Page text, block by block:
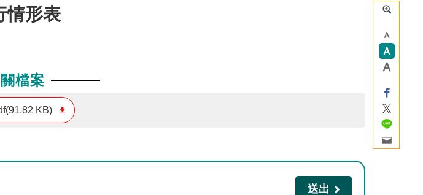
情形表
檔案
KB)